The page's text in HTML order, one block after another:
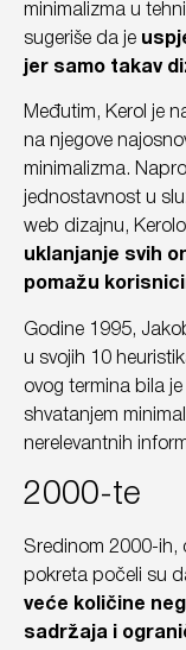
minimalizma u
sugeriše da je
jer samo takav
Međutim, Kerol je
na njegove
minimalizma.
jednostavnost u
web dizajnu,
uklanjanje svih
pomažu
Godine 1995,
u svojih 10
ovog termina bila
shvatanjem
nerelevantnih
2000-te
Sredinom 2000-ih,
pokreta počeli su
veće količine
sadržaja i